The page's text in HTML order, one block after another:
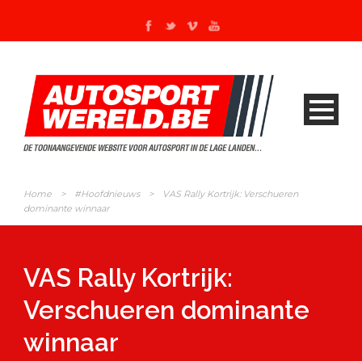
Home > #Hoofdnieuws >
VAS Rally Kortrijk: Verschueren
dominante winnaar
VAS Rally Kortrijk:
Verschueren dominante
winnaar